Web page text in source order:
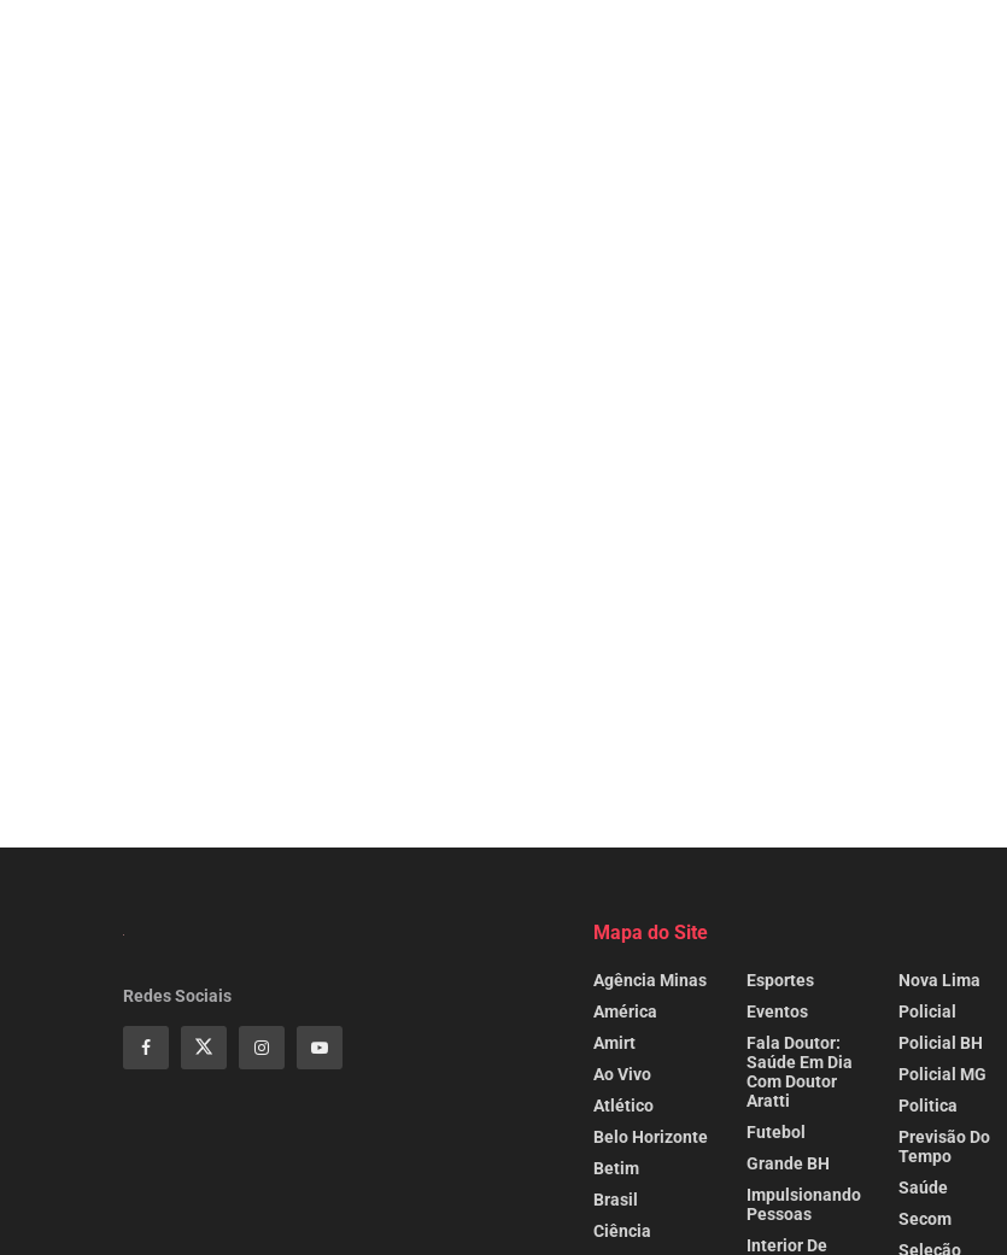
Redes Sociais
Mapa do Site
Agência Minas
América
Amirt
Ao Vivo
Atlético
Belo Horizonte
Betim
Brasil
Ciência
Esportes
Eventos
Fala Doutor:
Saúde Em Dia
Com Doutor
Aratti
Futebol
Grande BH
Impulsionando
Pessoas
Interior De
Nova Lima
Policial
Policial BH
Policial MG
Politica
Previsão Do
Tempo
Saúde
Secom
Seleção